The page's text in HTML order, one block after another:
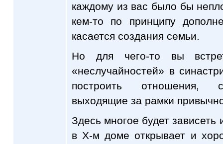
каждому из вас было бы
кем-то по принципу
касается создания семьи.
Но для чего-то вы
«неслучайностей» в
построить отношения,
выходящие за рамки
Здесь многое будет
в X-м доме открывает и